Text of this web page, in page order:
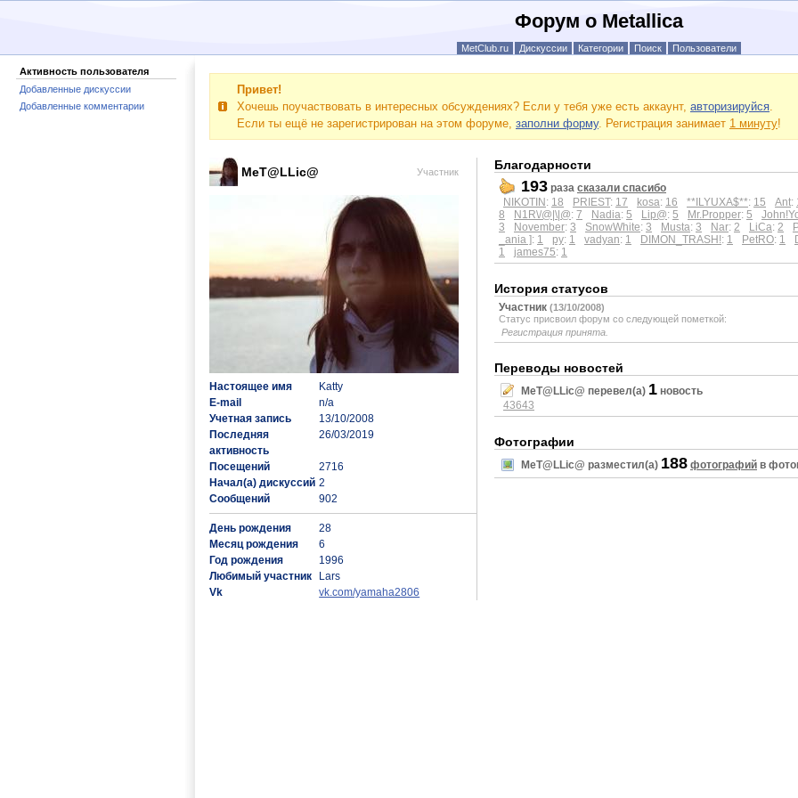
Форум о Metallica
MetClub.ru Дискуссии Категории Поиск Пользователи
Активность пользователя
Добавленные дискуссии
Добавленные комментарии
Привет!
Хочешь поучаствовать в интересных обсуждениях? Если у тебя уже есть аккаунт, авторизируйся.
Если ты ещё не зарегистрирован на этом форуме, заполни форму. Регистрация занимает 1 минуту!
MeT@LLic@ Участник
Настоящее имя
Katty
E-mail
n/a
Учетная запись
13/10/2008
Последняя
активность
26/03/2019
Посещений
2716
Начал(а) дискуссий 2
Сообщений
902
День рождения
28
Месяц рождения
6
Год рождения
1996
Любимый участник
Lars
Vk
vk.com/yamaha2806
Благодарности
193 раза сказали спасибо
NIKOTIN : 18 PRIEST: 17 kosa: 16 **ILYUXA$**: 15 Ant:
8
N1R\/@|\|@: 7 Nadia: 5 Lip@: 5 Mr.Propper: 5
3
November: 3 SnowWhite: 3 Musta: 3 Nar: 2 LiCa: 2
_ania ]: 1 py: 1 vadyan: 1 DIMON_TRASH!: 1 PetRO: 1
1
james75: 1
История статусов
Участник (13/10/2008)
Статус присвоил форум со следующей пометкой:
Регистрация принята.
Переводы новостей
MeT@LLic@ перевел(а) 1 новость
43643
Фотографии
MeT@LLic@ разместил(а) 188 фотографий в